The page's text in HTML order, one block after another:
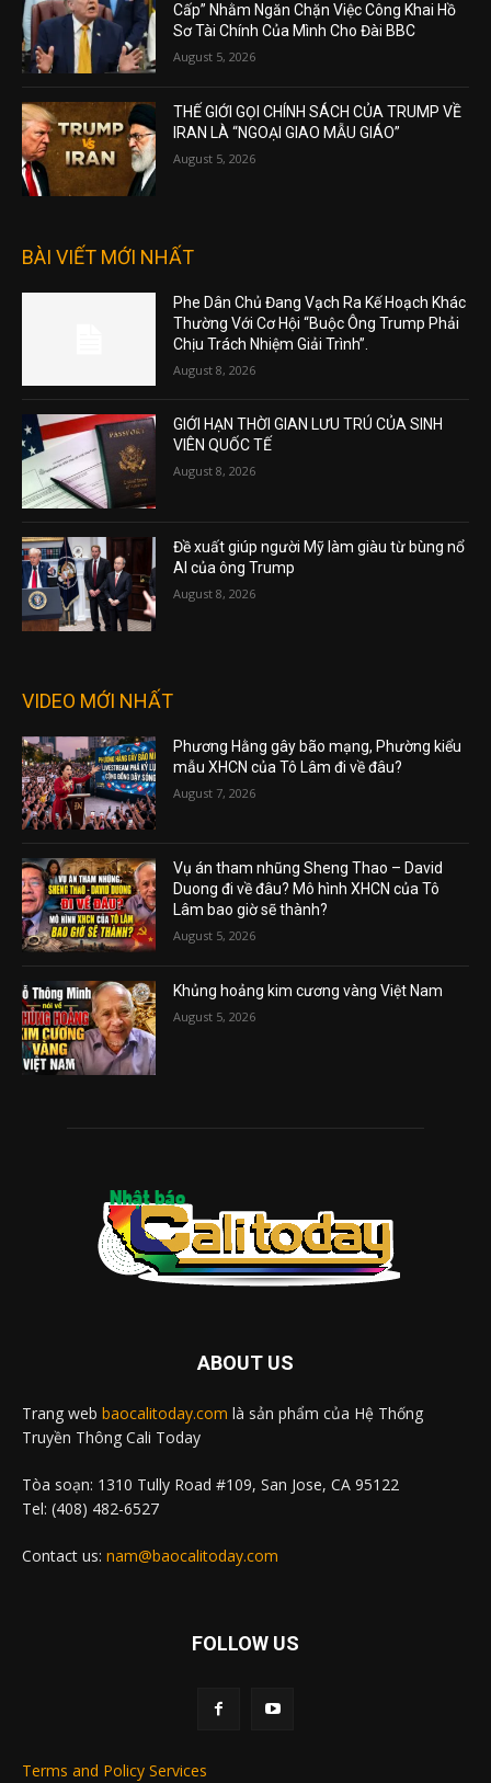
Cấp” Nhằm Ngăn Chặn Việc Công Khai Hồ
Sơ Tài Chính Của Mình Cho Đài BBC
August 5, 2026
THẾ GIỚI GỌI CHÍNH SÁCH CỦA TRUMP VỀ
IRAN LÀ “NGOẠI GIAO MẪU GIÁO”
August 5, 2026
BÀI VIẾT MỚI NHẤT
Phe Dân Chủ Đang Vạch Ra Kế Hoạch Khác
Thường Với Cơ Hội “Buộc Ông Trump Phải
Chịu Trách Nhiệm Giải Trình”.
August 8, 2026
GIỚI HẠN THỜI GIAN LƯU TRÚ CỦA SINH
VIÊN QUỐC TẾ
August 8, 2026
Đề xuất giúp người Mỹ làm giàu từ bùng nổ
AI của ông Trump
August 8, 2026
VIDEO MỚI NHẤT
Phương Hằng gây bão mạng, Phường kiểu
mẫu XHCN của Tô Lâm đi về đâu?
August 7, 2026
Vụ án tham nhũng Sheng Thao – David
Duong đi về đâu? Mô hình XHCN của Tô
Lâm bao giờ sẽ thành?
August 5, 2026
Khủng hoảng kim cương vàng Việt Nam
August 5, 2026
ABOUT US
Trang web baocalitoday.com là sản phẩm của Hệ Thống
Truyền Thông Cali Today
Tòa soạn: 1310 Tully Road #109, San Jose, CA 95122
Tel: (408) 482-6527
Contact us: nam@baocalitoday.com
FOLLOW US
Terms and Policy Services